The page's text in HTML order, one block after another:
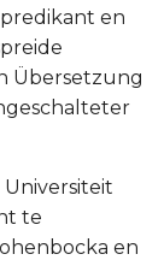
predikant en
Übersetzung
te
en